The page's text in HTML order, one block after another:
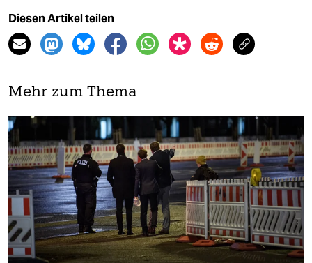
Diesen Artikel teilen
Mehr zum Thema